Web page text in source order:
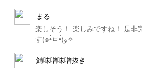
まる
楽しそう！ 楽しみですね！ 是非
す(๑•̀ㅂ•́)و✧
鯖味噌味噌抜き